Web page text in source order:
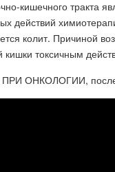
кишечного тракта
действий
колит. Причиной
кишки токсичным
ОНКОЛОГИИ, после